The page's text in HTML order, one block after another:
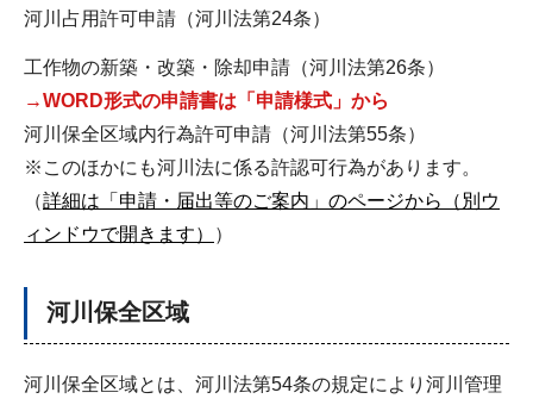
河川占用許可申請（河川法第24条）
工作物の新築・改築・除却申請（河川法第26条）
→WORD形式の申請書は「申請様式」から
河川保全区域内行為許可申請（河川法第55条）
※このほかにも河川法に係る許認可行為があります。
（詳細は「申請・届出等のご案内」のページから（別ウ
ィンドウで開きます）
）
河川保全区域
河川保全区域とは、河川法第54条の規定により河川管理